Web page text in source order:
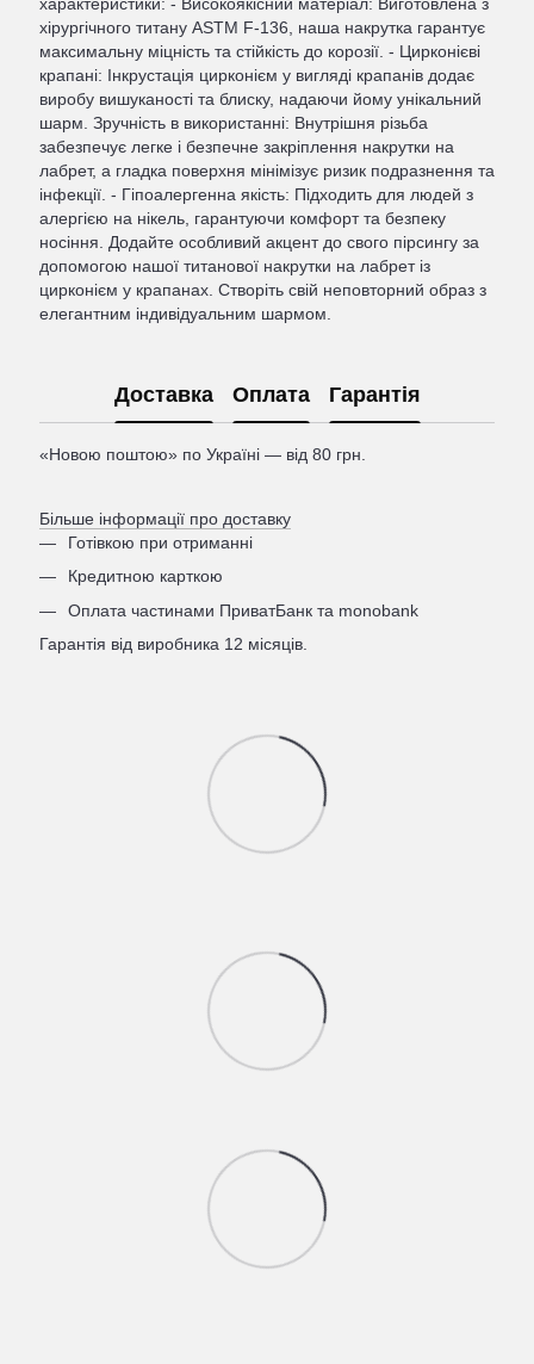
хірургічного титану ASTM F-136, наша накрутка гарантує
максимальну міцність та стійкість до корозії. - Цирконієві
крапані: Інкрустація цирконієм у вигляді крапанів додає
виробу вишуканості та блиску, надаючи йому унікальний
шарм. Зручність в використанні: Внутрішня різьба
забезпечує легке і безпечне закріплення накрутки на
лабрет, а гладка поверхня мінімізує ризик подразнення та
інфекції. - Гіпоалергенна якість: Підходить для людей з
алергією на нікель, гарантуючи комфорт та безпеку
носіння. Додайте особливий акцент до свого пірсингу за
допомогою нашої титанової накрутки на лабрет із
цирконієм у крапанах. Створіть свій неповторний образ з
елегантним індивідуальним шармом.
Доставка Оплата Гарантія
«Новою поштою» по Україні — від 80 грн.
Більше інформації про доставку
Готівкою при отриманні
Кредитною карткою
Оплата частинами ПриватБанк та monobank
Гарантія від виробника 12 місяців.